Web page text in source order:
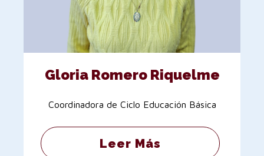
Gloria Romero Riquelme
Coordinadora de Ciclo Educación Básica
Leer Más